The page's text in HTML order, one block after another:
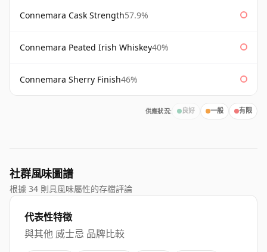
Connemara Cask Strength57.9%
Connemara Peated Irish Whiskey40%
Connemara Sherry Finish46%
供應狀況: 良好 一般 有限
社群風味圖譜
根據 34 則具風味屬性的存檔評論
代表性特徵
與其他 威士忌 品牌比較